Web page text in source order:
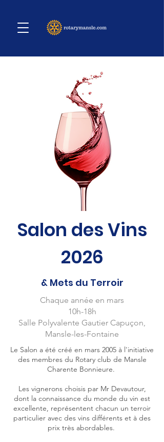
Salon des Vins
2026
& Mets du Terroir
Chaque année en mars
10h-18h
Salle Polyvalente Gautier Capuçon,
Mansle-les-Fontaine
Le Salon a été créé en mars 2005 à l'initiative
des membres du Rotary club de Mansle
Charente Bonnieure.
Les vignerons choisis par Mr Devautour,
dont la connaissance du monde du vin est
excellente, représentent chacun un terroir
particulier avec des vins différents et à des
prix très abordables.